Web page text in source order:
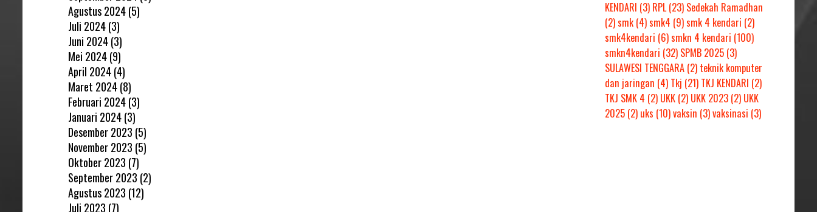
Agustus 2024(5)
Juli 2024(3)
Juni 2024(3)
Mei 2024(9)
April 2024(4)
Maret 2024(8)
Februari 2024(3)
Januari 2024(3)
Desember 2023 (5)
November 2023 (5)
Oktober 2023 (7)
September 2023 (2)
Agustus 2023 (12)
Juli 2023 (7)
KENDARI (3) RPL(23) Sedekah Ramadhan
(2)smk(4)smk4 (9)smk 4 kendari (2)
smk4kendari (6)smkn 4 kendari (100)
smkn4kendari (32) SPMB 2025(3)
SULAWESI TENGGARA(2) teknik komputer
dan jaringan (4) Tkj (21) TKJ KENDARI (2)
TKJ SMK 4 (2) UKK(2) UKK 2023(2) UKK
2025(2) uks (10)vaksin (3)vaksinasi (3)